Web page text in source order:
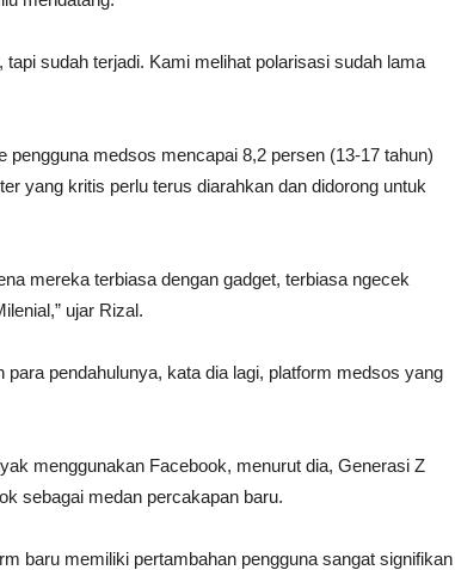
sudah terjadi. Kami melihat polarisasi sudah lama
medsos mencapai 8,2 persen (13-17 tahun)
yang kritis perlu terus diarahkan dan didorong untuk
mereka terbiasa dengan gadget, terbiasa ngecek
ujar Rizal.
pendahulunya, kata dia lagi, platform medsos yang
menggunakan Facebook, menurut dia, Generasi Z
sebagai medan percakapan baru.
baru memiliki pertambahan pengguna sangat signifikan